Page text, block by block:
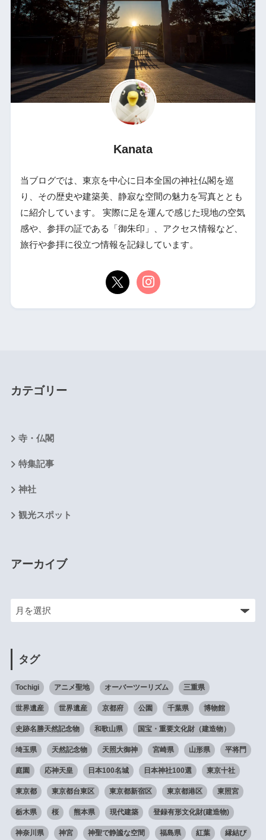
Kanata
当ブログでは、東京を中心に日本全国の神社仏閣を巡
り、その歴史や建築美、静寂な空間の魅力を写真ととも
に紹介しています。 実際に足を運んで感じた現地の空気
感や、参拝の証である「御朱印」、アクセス情報など、
旅行や参拝に役立つ情報を記録しています。
カテゴリー
寺・仏閣
特集記事
神社
観光スポット
アーカイブ
タグ
Tochigi アニメ聖地 オーバーツーリズム 三重県
世界遺産 世界遺産 京都府 公園 千葉県 博物館
史跡名勝天然記念物 和歌山県 国宝・重要文化財（建造物）
埼玉県 天然記念物 天照大御神 宮崎県 山形県 平将門
庭園 応神天皇 日本100名城 日本神社100選 東京十社
東京都 東京都台東区 東京都新宿区 東京都港区 東照宮
栃木県 桜 熊本県 現代建築 登録有形文化財(建造物)
神奈川県 神宮 神聖で静謐な空間 福島県 紅葉 縁結び